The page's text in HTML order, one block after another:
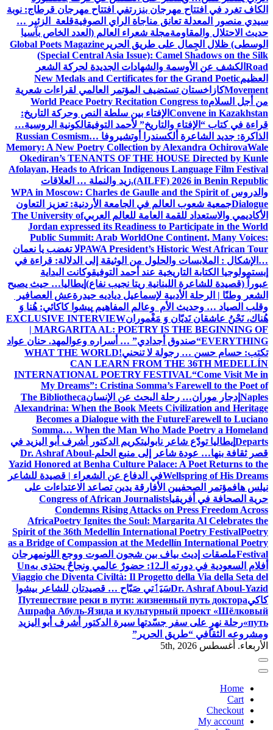
الكاف تغرد في افتتاح مهرجان بنزرتفي افتتاح مهرجان قرطاج: نوبة
سيدي منصور المعدلة تعانق مناجاة الراي الصوفيةقلعة الزئير …
حديث الاحتلال والمقاومةمجلة شعراء العالم (العدد الخاص بآسيا
الوسطى) ظلال الجِمال على طريق الحرير Global Poets Magazine
(Special Central Asia Issue): Camel Shadows on the Silk
Road الكشف عن الأوسمة والشهادات الجديدة لحركة الشعر
العظيمNew Medals and Certificates for the Grand Poetic
Movementكازاخستان تستضيف المؤتمر العالمي لقراءات شعرية
من أجل السلامWorld Peace Poetry Recitation Congress to
Convene in Kazakhstan الإفتاء بين سلطة النص وحركة التاريخ:
قراءة في كتاب “الإفتاء والتاريخ” لأحمد التوفيقالكونية الروسية…
الذاكرة: جديد الشاعرة ألكسندرا أوتشيروفا Russian Cosmism…
Memory: A New Poetry Collection by Alexandra OchirovaWale
Okediran’s TENANTS OF THE HOUSE Directed by Kunle
Afolayan, Heads to African Indigenous Language Film Festival
(AILFF) 2026 in Benin Republic. زيد والنملة … العلاقات
والدروسWPA in Moscow: Charles de Gaulle and the Spirit of
Dialogueجمعية شعوب العالم في الجامعة الأردنية: تعزيز التعاون
الأكاديمي والاستعداد للقمة العامة للعالم العربيThe University of
Jordan expressed its Readiness to Participate in the World
Public Summit: Arab WorldOne Continent, Many Voices:
PAWA President’s Historic West African Tourلا تغضب يا نعمان
…الإشكال : الملابسات والحلول من الوثيقة إلى الدلالة: قراءة في
إبستمولوجيا الكتابة التاريخية عند أحمد التوفيقوكانت البداية
عبوراً (قصيدة للشاعرة اللبنانية ريتا نجيب نفاع) إيطاليا… حيث يصبح
الشعر وطنًا | الرحلة الأدبية لإسماعيل دياديه حيدرةعش العصافير
وقلب الصياد … وحديث الأم وعالم المفاهيم پیشوا کاکائي: هُنا وَ
هُناك، نَحْنُ عاشقان نَديّان وَ مَغْمورانEXCLUSIVE INTERVIEW
| MARGARITA AL: POETRY IS THE BEGINNING OF
EVERYTHING“صندوق أجدادي” … أسراره وعوالمهد. حنان عواد
تكتب: حسام حسن … رجولة لا تنحني!WHAT THE WORLD
CAN LEARN FROM THE 36TH MEDELLÍN
INTERNATIONAL POETRY FESTIVAL“Come Visit Me in
My Dreams”: Cristina Somma’s Farewell to the Poet of
Naples إدجار موران… رحلة البحث عن الإنسانThe Bibliotheca
Alexandrina: When the Book Meets Civilization and Heritage
Becomes a Dialogue with the FutureFarewell to Luciano
Somma… When the Man Who Made Poetry a Homeland
Departs إيطاليا تودّع شاعر نابوليتكريم الدكتور أشرف أبو اليزيد في
قصر ثقافة بنها… عودة شاعر إلى منبع الحلمDr. Ashraf Aboul-
Yazid Honored at Benha Culture Palace: A Poet Returns to the
Wellspring of His Dreamsفي الدفاع عن الشعراء | قصيدة للشاعر
نيلس هافمؤتمر الصحفيين الأفارقة يدين تصاعد الاعتداءات على
حرية الصحافة في أفريقياCongress of African Journalists
Condemns Rising Attacks on Press Freedom Across
AfricaPoetry Ignites the Soul: Margarita Al Celebrates the
Spirit of the 36th Medellín International Poetry FestivalPoetry
as a Bridge of Compassion at the Medellín International Poetry
Festivalملصقات إديث بياف بين شجون الصوت ووجع اللونمهرجان
أفلام السعودية في دورته الـ12: حضورٌ عالمي ونجاحٌ يحتذى به
Un
Viaggio che Diventa Civiltà: Il Progetto della Via della Seta del
Dr. Ashraf Aboul-Yazidسَيَٲتي صَبّاح … قصيدتان للشاعر بيشوا
كاكيПутешествие реки в пути: жизненный путь доктора
Ашрафа Абуль-Язида и культурный проект «Шёлковый
путь» رحلة نهرٍ على سفر جسّدتها سيرة الدكتور أشرف أبو اليزيد
ومشروعه الثقافي “طريق الحرير”
الأربعاء. أغسطس 5th, 2026
Home
Cart
Checkout
My account